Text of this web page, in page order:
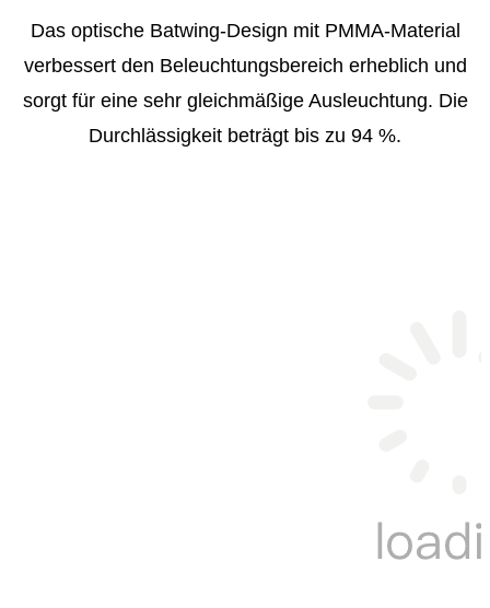
Das optische Batwing-Design mit PMMA-Material
verbessert den Beleuchtungsbereich erheblich und
sorgt für eine sehr gleichmäßige Ausleuchtung. Die
Durchlässigkeit beträgt bis zu 94 %.